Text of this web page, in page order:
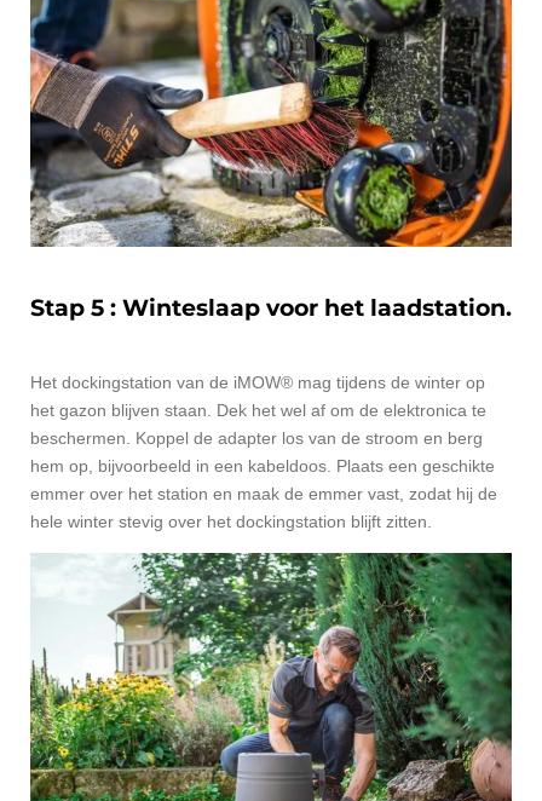
Stap 5 : Winteslaap voor het laadstation.
Het dockingstation van de iMOW® mag tijdens de winter op
het gazon blijven staan. Dek het wel af om de elektronica te
beschermen. Koppel de adapter los van de stroom en berg
hem op, bijvoorbeeld in een kabeldoos. Plaats een geschikte
emmer over het station en maak de emmer vast, zodat hij de
hele winter stevig over het dockingstation blijft zitten.